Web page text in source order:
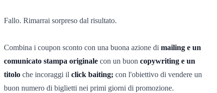
Fallo. Rimarrai sorpreso dal risultato.
Combina i coupon sconto con una buona azione di mailing e un
comunicato stampa originale con un buon copywriting e un
titolo che incoraggi il click baiting; con l'obiettivo di vendere un
buon numero di biglietti nei primi giorni di promozione.